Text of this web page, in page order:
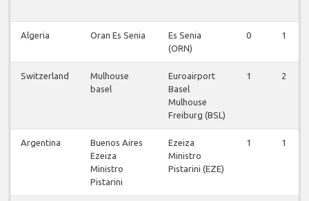
Algeria Oran Es Senia
Es Senia
(ORN)
0 1
Switzerland
Mulhouse
basel
Euroairport
Basel
Mulhouse
Freiburg (BSL)
1 2
Argentina
Buenos Aires
Ezeiza
Ministro
Pistarini
Ezeiza
Ministro
Pistarini (EZE)
1 1